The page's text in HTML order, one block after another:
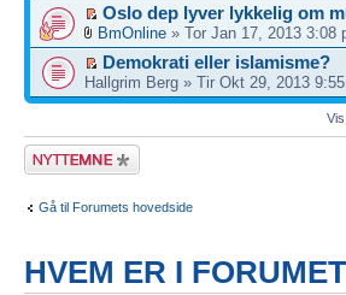
Oslo dep lyver lykkelig om
BmOnline » Tor Jan 17, 2013 3:08
Demokrati eller islamisme?
Hallgrim Berg » Tir Okt 29, 2013
Legg inn et nytt
emne
Gå til Forumets hovedside
HVEM ER I FORUMET